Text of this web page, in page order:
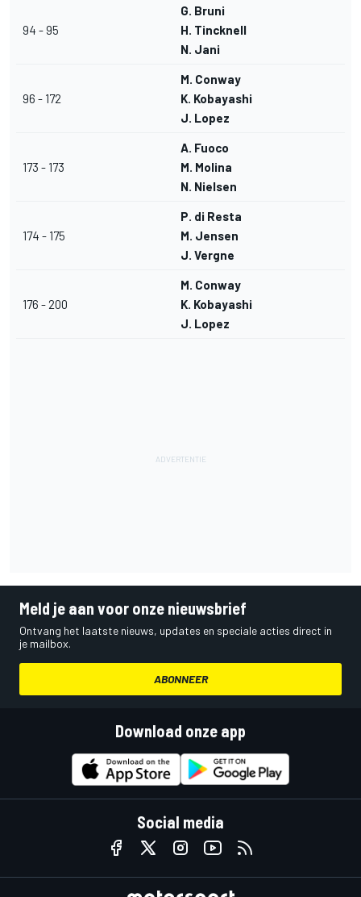
94 - 95
G. Bruni
H. Tincknell
N. Jani
96 - 172
M. Conway
K. Kobayashi
J. Lopez
173 - 173
A. Fuoco
M. Molina
N. Nielsen
174 - 175
P. di Resta
M. Jensen
J. Vergne
176 - 200
M. Conway
K. Kobayashi
J. Lopez
Meld je aan voor onze nieuwsbrief
Ontvang het laatste nieuws, updates en speciale acties direct in
je mailbox.
ABONNEER
Download onze app
Social media